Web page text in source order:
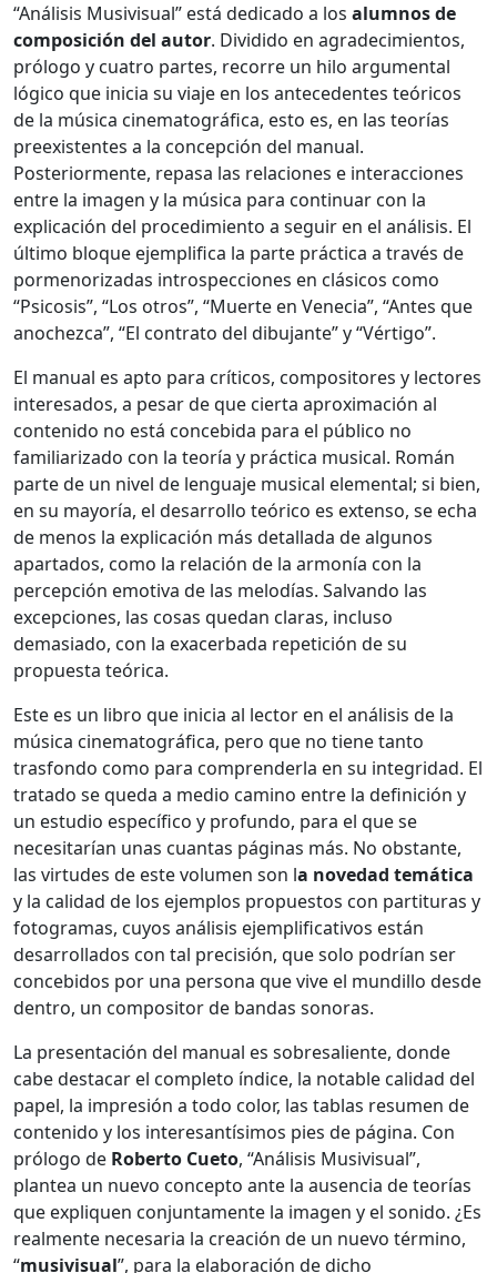
“Análisis Musivisual” está dedicado a los alumnos de
composición del autor. Dividido en agradecimientos,
prólogo y cuatro partes, recorre un hilo argumental
lógico que inicia su viaje en los antecedentes teóricos
de la música cinematográfica, esto es, en las teorías
preexistentes a la concepción del manual.
Posteriormente, repasa las relaciones e interacciones
entre la imagen y la música para continuar con la
explicación del procedimiento a seguir en el análisis. El
último bloque ejemplifica la parte práctica a través de
pormenorizadas introspecciones en clásicos como
“Psicosis”, “Los otros”, “Muerte en Venecia”, “Antes que
anochezca”, “El contrato del dibujante” y “Vértigo”.
El manual es apto para críticos, compositores y lectores
interesados, a pesar de que cierta aproximación al
contenido no está concebida para el público no
familiarizado con la teoría y práctica musical. Román
parte de un nivel de lenguaje musical elemental; si bien,
en su mayoría, el desarrollo teórico es extenso, se echa
de menos la explicación más detallada de algunos
apartados, como la relación de la armonía con la
percepción emotiva de las melodías. Salvando las
excepciones, las cosas quedan claras, incluso
demasiado, con la exacerbada repetición de su
propuesta teórica.
Este es un libro que inicia al lector en el análisis de la
música cinematográfica, pero que no tiene tanto
trasfondo como para comprenderla en su integridad. El
tratado se queda a medio camino entre la definición y
un estudio específico y profundo, para el que se
necesitarían unas cuantas páginas más. No obstante,
las virtudes de este volumen son la novedad temática
y la calidad de los ejemplos propuestos con partituras y
fotogramas, cuyos análisis ejemplificativos están
desarrollados con tal precisión, que solo podrían ser
concebidos por una persona que vive el mundillo desde
dentro, un compositor de bandas sonoras.
La presentación del manual es sobresaliente, donde
cabe destacar el completo índice, la notable calidad del
papel, la impresión a todo color, las tablas resumen de
contenido y los interesantísimos pies de página. Con
prólogo de Roberto Cueto, “Análisis Musivisual”,
plantea un nuevo concepto ante la ausencia de teorías
que expliquen conjuntamente la imagen y el sonido. ¿Es
realmente necesaria la creación de un nuevo término,
“musivisual”, para la elaboración de dicho